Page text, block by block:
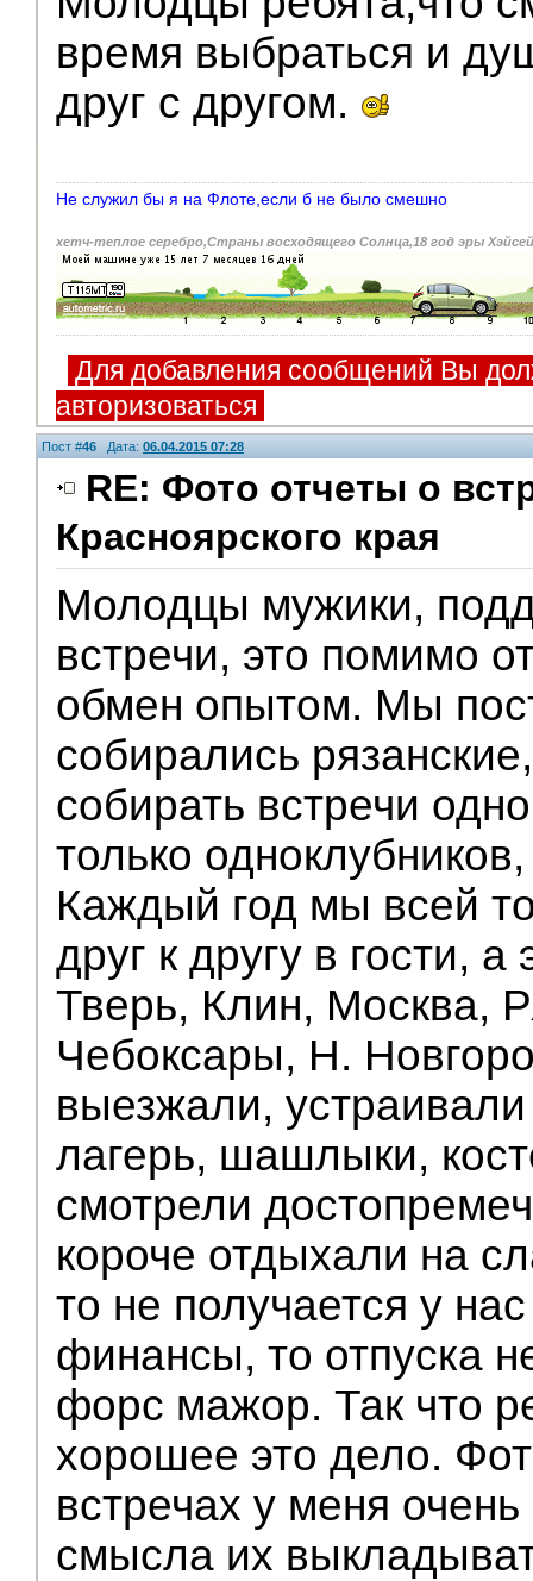
время выбраться и
друг с другом.
Не служил бы я на Флоте,если б не было смешно
хетч-теплое серебро,Страны восходящего Солнца,18 год эры Хэйсей
Для добавления сообщений Вы
авторизоваться
Пост #46 Дата: 06.04.2015 07:28
RE: Фото отчеты о
Красноярского края
Молодцы мужики,
встречи, это помимо
обмен опытом. Мы
собирались
собирать встречи
только
Каждый год мы всей
друг к другу в гости,
Тверь, Клин, Москва,
Чебоксары, Н.
выезжали,
лагерь, шашлыки,
смотрели
короче отдыхали на
то не получается у
финансы, то отпуска
форс мажор. Так что
хорошее это дело.
встречах у меня
смысла их